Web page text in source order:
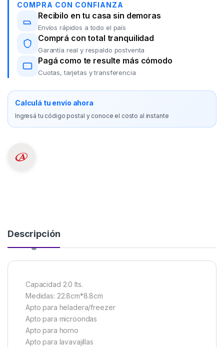
COMPRA CON CONFIANZA
Recibilo en tu casa sin demoras
Envíos rápidos a todo el país
Comprá con total tranquilidad
Garantía real y respaldo postventa
Pagá como te resulte más cómodo
Cuotas, tarjetas y transferencia
Calculá tu envío ahora
Ingresá tu código postal y conoce el costo al instante
Descripción
Capacidad 2.0 lts.
Medidas: 22.8cm*8.8cm
Apto para heladera/freezer
Apto para microondas
Apto para horno
Apto para lavavajillas